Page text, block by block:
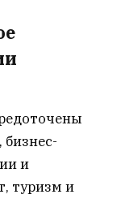
и
туризм и